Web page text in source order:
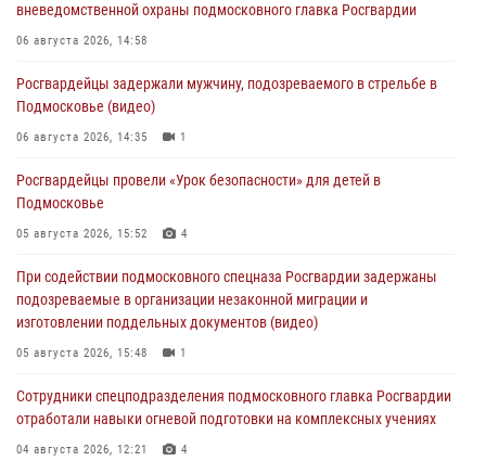
вневедомственной охраны подмосковного главка Росгвардии
06 августа 2026, 14:58
Росгвардейцы задержали мужчину, подозреваемого в стрельбе в
Подмосковье (видео)
06 августа 2026, 14:35 1
Росгвардейцы провели «Урок безопасности» для детей в
Подмосковье
05 августа 2026, 15:52 4
При содействии подмосковного спецназа Росгвардии задержаны
подозреваемые в организации незаконной миграции и
изготовлении поддельных документов (видео)
05 августа 2026, 15:48 1
Сотрудники спецподразделения подмосковного главка Росгвардии
отработали навыки огневой подготовки на комплексных учениях
04 августа 2026, 12:21 4